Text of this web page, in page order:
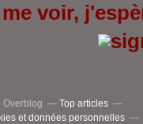
voir,
Overblog
Top articles
et données personnelles